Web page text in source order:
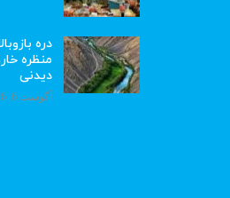
دره
منظره
دیدنی
آگوست 6, 2026